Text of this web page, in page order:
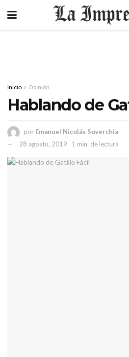
Inicio Opinión
Hablando de
por Emanuel Nicolás Soverchia
28 agosto, 2019
1 min. de lectura